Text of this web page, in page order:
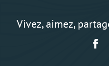
Vivez, aimez,